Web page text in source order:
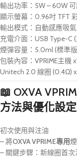
輸出功率：5W – 60W
顯示螢幕：0.96吋 TFT
輸出模式：自動感應吸
充電介面：USB Type-C
煙彈容量：5.0ml (標準
包裝內容：VPRIME主機
Unitech 2.0 線圈 (0.4Ω)
📖 OXVA
方法與優化設定
初次使用與注油
– 將OXVA VPRIME專用
– 關鍵步驟：新線圈首